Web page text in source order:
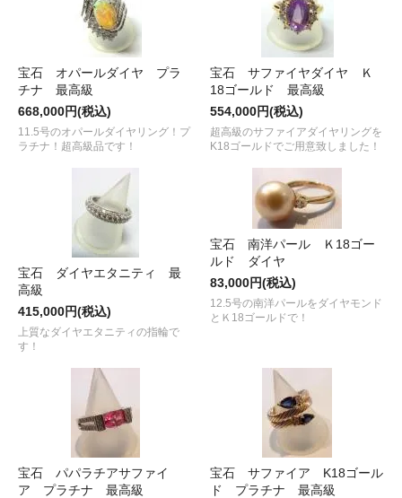
宝石 オパールダイヤ プラ
チナ 最高級
668,000円(税込)
11.5号のオパールダイヤリング！プ
ラチナ！超高級品です！
宝石 サファイヤダイヤ Ｋ
18ゴールド 最高級
554,000円(税込)
超高級のサファイアダイヤリングを
K18ゴールドでご用意致しました！
宝石 ダイヤエタニティ 最
高級
415,000円(税込)
上質なダイヤエタニティの指輪で
す！
宝石 南洋パール Ｋ18ゴー
ルド ダイヤ
83,000円(税込)
12.5号の南洋パールをダイヤモンド
とＫ18ゴールドで！
宝石 パパラチアサファイ
ア プラチナ 最高級
宝石 サファイア K18ゴール
ド プラチナ 最高級